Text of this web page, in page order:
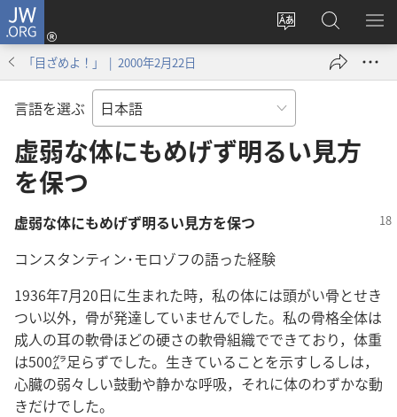
JW.ORG
サ
ト
の
言
語
を
ロ
グ
ン
し
い
タ
く）
JW.ORG
の
検
メ
を
「目ざめよ！」 | 2000年2月22日
言語を選ぶ
虚弱な体にもめげず明るい見方
を保つ
虚弱な体にもめげず明るい見方を保つ
コンスタンティン･モロゾフの語った経験
1936年7月20日に生まれた時，私の体には頭がい骨とせき
つい以外，骨が発達していませんでした。私の骨格全体は
成人の耳の軟骨ほどの硬さの軟骨組織でできており，体重
は500㌘足らずでした。生きていることを示すしるしは，
心臓の弱々しい鼓動や静かな呼吸，それに体のわずかな動
きだけでした。